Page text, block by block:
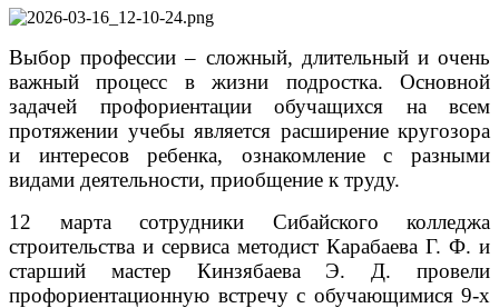
Выбор профессии – сложный, длительный и очень
важный процесс в жизни подростка. Основной
задачей профориентации обучащихся на всем
протяжении учебы является расширение кругозора
и интересов ребенка, ознакомление с разными
видами деятельности, приобщение к труду.
12 марта сотрудники Сибайского колледжа
строительства и сервиса методист Карабаева Г. Ф. и
старший мастер Кинзябаева Э. Д. провели
профориентационную встречу с обучающимися 9-х